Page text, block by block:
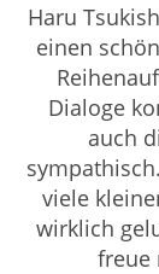
Haru
einen
Dialoge
auch
viele
wirklich
freue